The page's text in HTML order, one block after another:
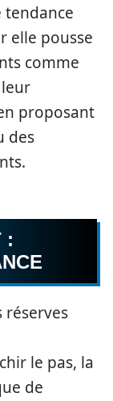
tendance
elle pousse
comme
proposant
des
:
réserves
le pas, la
de